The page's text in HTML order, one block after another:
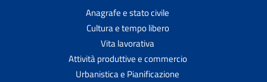
Anagrafe e stato civile
Cultura e tempo libero
Vita lavorativa
Attività produttive e commercio
Urbanistica e Pianificazione